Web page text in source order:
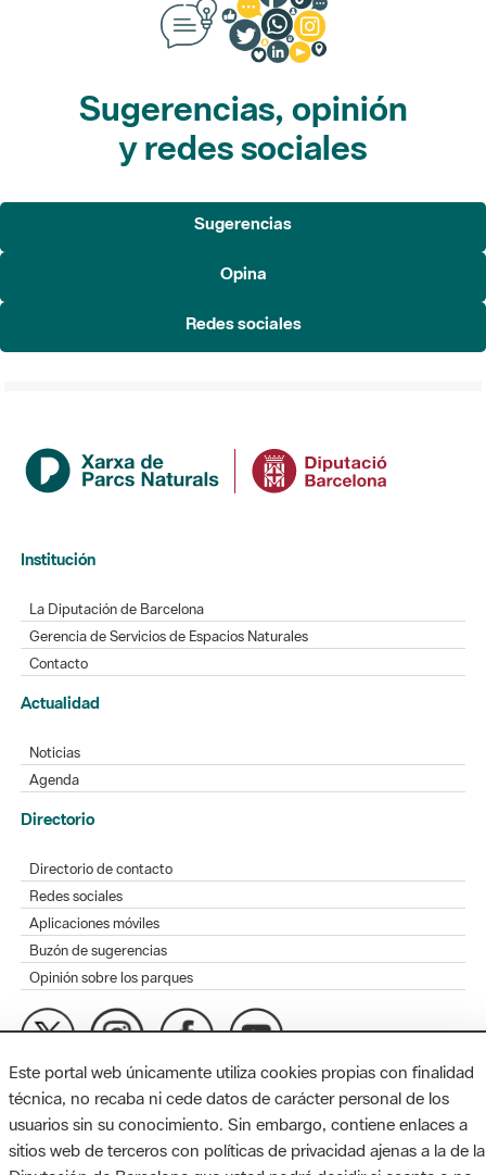
Sugerencias, opinión
y redes sociales
Sugerencias
Opina
Redes sociales
Institución
La Diputación de Barcelona
Gerencia de Servicios de Espacios Naturales
Contacto
Actualidad
Noticias
Agenda
Directorio
Directorio de contacto
Redes sociales
Aplicaciones móviles
Buzón de sugerencias
Opinión sobre los parques
MAPA WEB AVISO LEGAL ACCESIBILIDAD
Diputación de Barcelona. Edifici Llacuna, 1a planta. Badajoz, 49.
08005 Barcelona. Tel. 934 022 428 / xarxaparcs@diba.cat
Este portal web únicamente utiliza cookies propias con finalidad
técnica, no recaba ni cede datos de carácter personal de los
usuarios sin su conocimiento. Sin embargo, contiene enlaces a
sitios web de terceros con políticas de privacidad ajenas a la de la